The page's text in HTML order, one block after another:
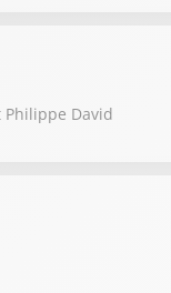
Philippe David